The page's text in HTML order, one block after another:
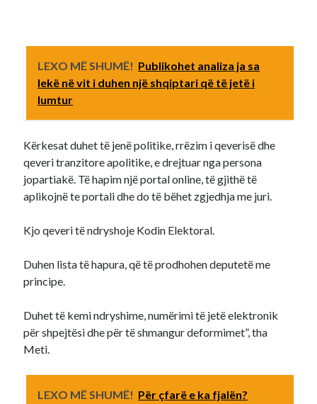
LEXO MË SHUMË! Publikohet analiza ja sa
lekë në vit i duhen një shqiptari që të jetë i
lumtur
Kërkesat duhet të jenë politike, rrëzim i qeverisë dhe
qeveri tranzitore apolitike, e drejtuar nga persona
jopartiakë. Të hapim një portal online, të gjithë të
aplikojnë te portali dhe do të bëhet zgjedhja me juri.
Kjo qeveri të ndryshoje Kodin Elektoral.
Duhen lista të hapura, që të prodhohen deputetë me
principe.
Duhet të kemi ndryshime, numërimi të jetë elektronik
për shpejtësi dhe për të shmangur deformimet”, tha
Meti.
LEXO MË SHUMË! Për çfarë e ka fjalën?